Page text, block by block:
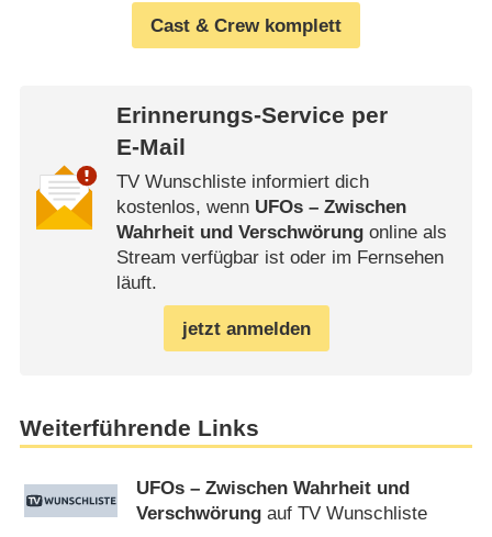
Cast & Crew komplett
Erinnerungs-Service per
E-Mail
TV Wunschliste informiert dich
kostenlos, wenn UFOs – Zwischen
Wahrheit und Verschwörungonline als
Stream verfügbar ist oder im Fernsehen
läuft.
jetzt anmelden
Weiterführende Links
UFOs – Zwischen Wahrheit und
Verschwörung auf TV Wunschliste